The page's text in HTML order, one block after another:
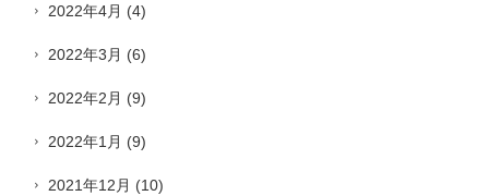
2022年4月 (4)
2022年3月 (6)
2022年2月 (9)
2022年1月 (9)
2021年12月 (10)